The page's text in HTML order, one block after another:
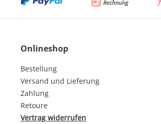
Onlineshop
Bestellung
Versand und Lieferung
Zahlung
Retoure
Vertrag widerrufen